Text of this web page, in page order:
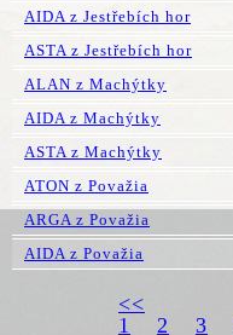
AIDA z Jestřebích hor
ASTA z Jestřebích hor
ALAN z Machýtky
AIDA z Machýtky
ASTA z Machýtky
ATON z Považia
ARGA z Považia
AIDA z Považia
<<
1
2 3